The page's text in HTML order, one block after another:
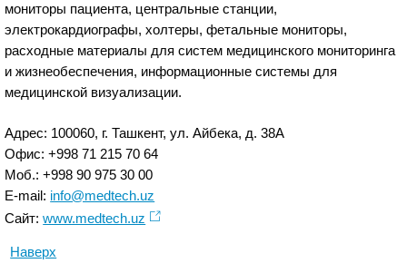
мониторы пациента, центральные станции,
электрокардиографы, холтеры, фетальные мониторы,
расходные материалы для систем медицинского мониторинга
и жизнеобеспечения, информационные системы для
медицинской визуализации.
Адрес: 100060, г. Ташкент, ул. Айбека, д. 38А
Офис: +998 71 215 70 64
Моб.: +998 90 975 30 00
E-mail: info@medtech.uz
Сайт:www.medtech.uz
Наверх